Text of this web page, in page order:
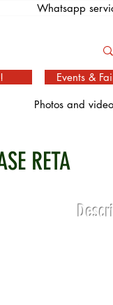
Photos and
Whatsapp
Events &
RETA